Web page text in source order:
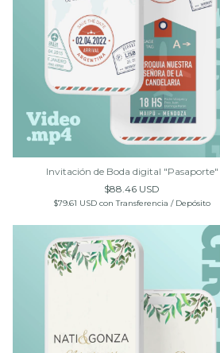
Invitación de Boda digital "Pasaporte"
$88.46 USD
$79.61 USD con Transferencia / Depósito